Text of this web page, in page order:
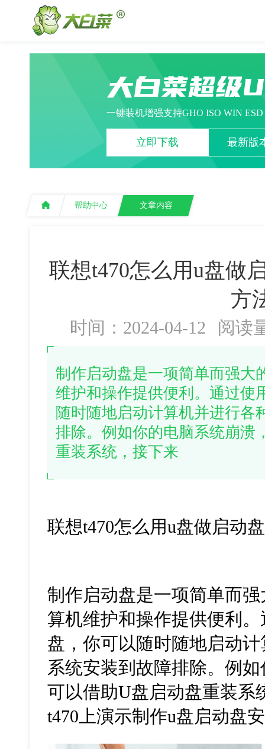
大白菜超级
一键装机增强支持GHO ISO WIN
立即下载 最新版
帮助中心 文章内容
联想t470怎么用u盘做
方
时间：2024-04-12 阅读
制作启动盘是一项简单而强大
维护和操作提供便利。通过使
随时随地启动计算机并进行各
排除。例如你的电脑系统崩溃
重装系统，接下来
联想t470怎么用u盘做启动盘
制作启动盘是一项简单而
算机维护和操作提供便利
盘，你可以随时随地启动
系统安装到故障排除。例
可以借助U盘启动盘重装系
t470上演示制作u盘启动盘